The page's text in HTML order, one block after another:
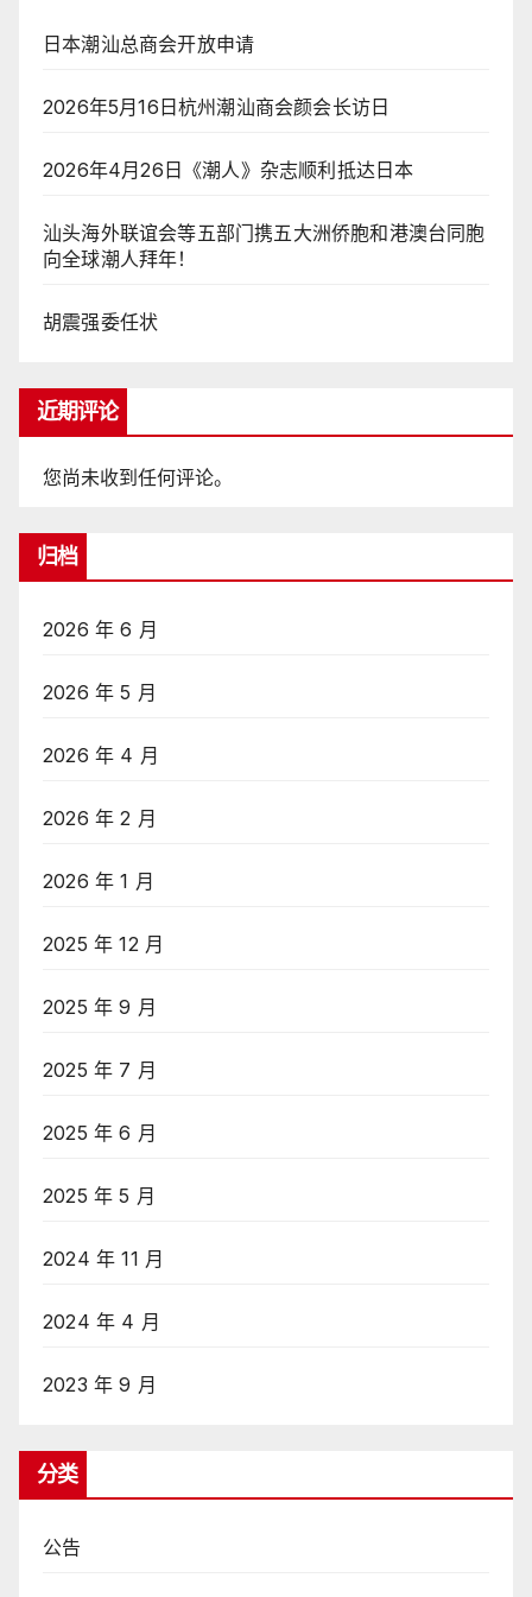
日本潮汕总商会开放申请
2026年5月16日杭州潮汕商会颜会长访日
2026年4月26日《潮人》杂志顺利抵达日本
汕头海外联谊会等五部门携五大洲侨胞和港澳台同胞
向全球潮人拜年！
胡震强委任状
近期评论
您尚未收到任何评论。
归档
2026 年 6 月
2026 年 5 月
2026 年 4 月
2026 年 2 月
2026 年 1 月
2025 年 12 月
2025 年 9 月
2025 年 7 月
2025 年 6 月
2025 年 5 月
2024 年 11 月
2024 年 4 月
2023 年 9 月
分类
公告